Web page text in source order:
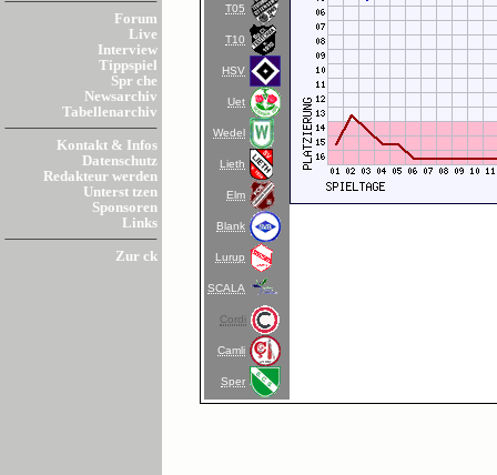
Forum
Live
Interview
Tippspiel
Spr che
Newsarchiv
Tabellenarchiv
Kontakt & Infos
Datenschutz
Redakteur werden
Unterst tzen
Sponsoren
Links
Zur ck
T05
T10
HSV
Uet
Wedel
Lieth
Elm
Blank
Lurup
SCALA
Cordi
Camli
Sper